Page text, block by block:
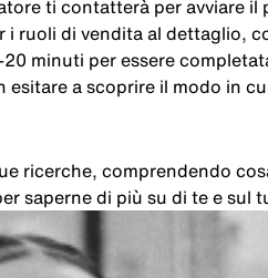
ti contatterà per avviare il
ruoli di vendita al dettaglio,
minuti per essere
a scoprire il modo in
ricerche, comprendendo
saperne di più su di te e sul